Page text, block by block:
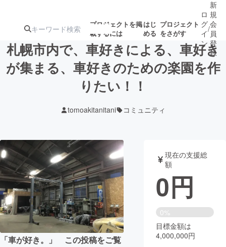
プロジェクトを掲
載するには
はじ
める
プロジェクト
をさがす
注目の新着プロ 募集終了が近いプ
テクノロジー・ガジェット
映像・映画 書籍・雑誌
ビジネス・起業 チャレンジ
ロ
グ
イ
ン
/
新
規
会
員
登
録
札幌市内で、車好きによる、車好き
が集まる、車好きのための楽園を作
りたい！！
tomoakitanitani コミュニティ
「車が好き。」 この投稿をご覧
現在の支援総
額
0円
0%
目標金額は
4,000,000円